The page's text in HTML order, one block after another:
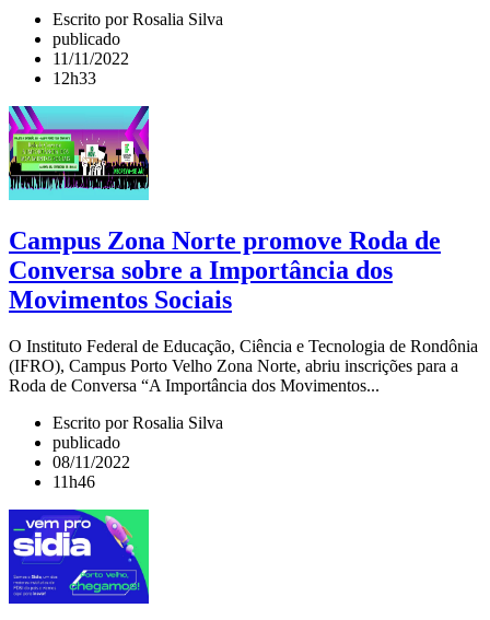
Escrito por Rosalia Silva
publicado
11/11/2022
12h33
Campus Zona Norte promove Roda de
Conversa sobre a Importância dos
Movimentos Sociais
O Instituto Federal de Educação, Ciência e Tecnologia de Rondônia
(IFRO), Campus Porto Velho Zona Norte, abriu inscrições para a
Roda de Conversa “A Importância dos Movimentos...
Escrito por Rosalia Silva
publicado
08/11/2022
11h46